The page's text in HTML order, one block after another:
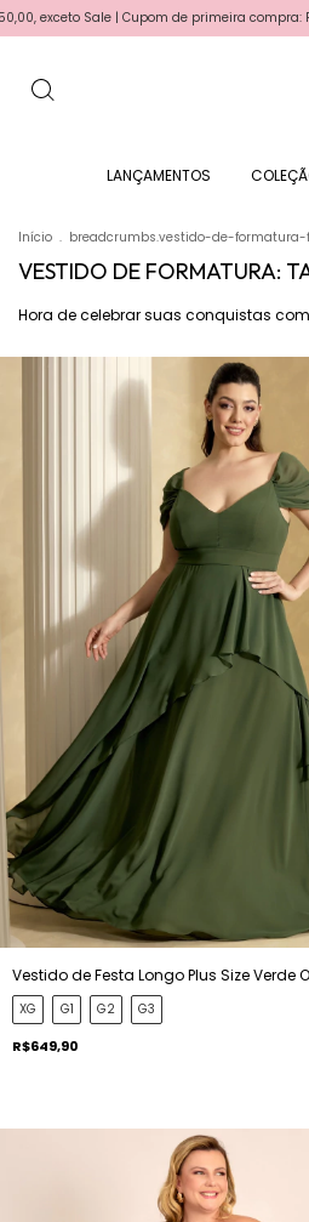
R$ 25,00 - BEMVINDA | Primeira troca
LANÇAMENTOS
Início . breadcrumbs.vestido-de-
VESTIDO DE FORMATURA:
Hora de celebrar suas conquistas com
Vestido de Festa Longo Plus Size Verde
XG G1 G2 G3
R$649,90